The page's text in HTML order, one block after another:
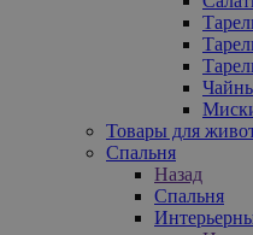
Товары для
Спальня
Назад
Спальня